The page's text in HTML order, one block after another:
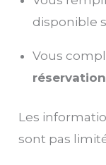
disponible
Vous
Les
sont pas